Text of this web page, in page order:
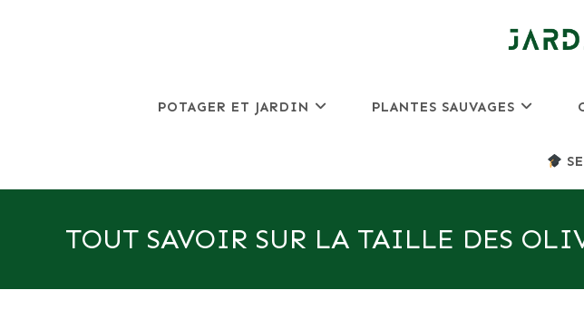
POTAGER ET JARDIN PLANTES SAUVAGES
TOUT SAVOIR SUR LA TAILLE DES